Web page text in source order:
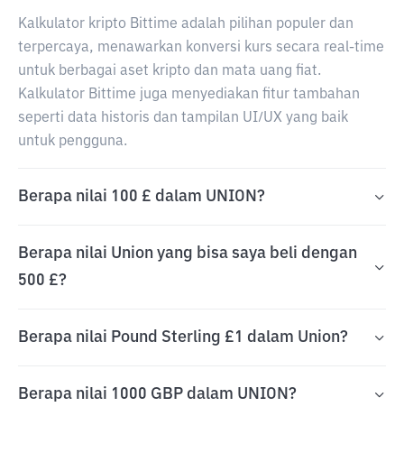
Kalkulator kripto Bittime adalah pilihan populer dan
terpercaya, menawarkan konversi kurs secara real-time
untuk berbagai aset kripto dan mata uang fiat.
Kalkulator Bittime juga menyediakan fitur tambahan
seperti data historis dan tampilan UI/UX yang baik
untuk pengguna.
Berapa nilai 100 £ dalam UNION?
Berapa nilai Union yang bisa saya beli dengan
500 £?
Berapa nilai Pound Sterling £1 dalam Union?
Berapa nilai 1000 GBP dalam UNION?